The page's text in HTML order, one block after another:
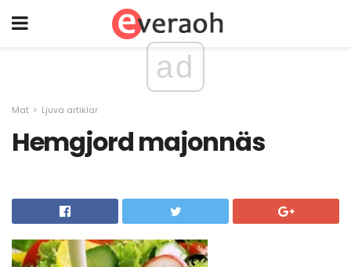
ad
Mat Ljuva artiklar
Hemgjord majonnäs